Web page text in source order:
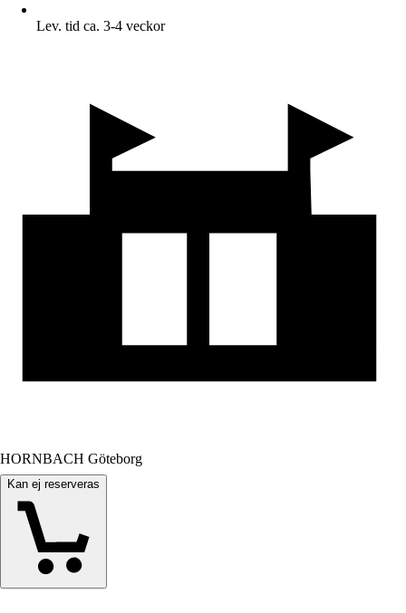
Lev. tid ca. 3-4 veckor
HORNBACH Göteborg
Kan ej reserveras